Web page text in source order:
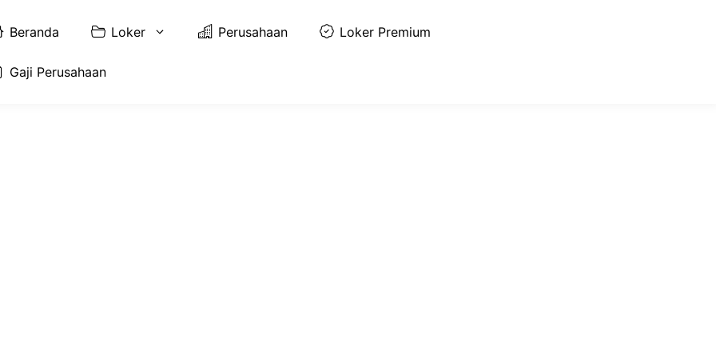
Beranda Loker Perusahaan Loker Premium
Gaji Perusahaan